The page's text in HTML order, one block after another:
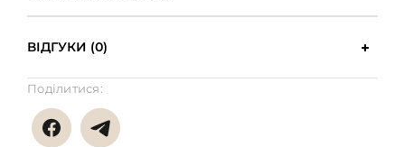
ВІДГУКИ (0)
Поділитися: